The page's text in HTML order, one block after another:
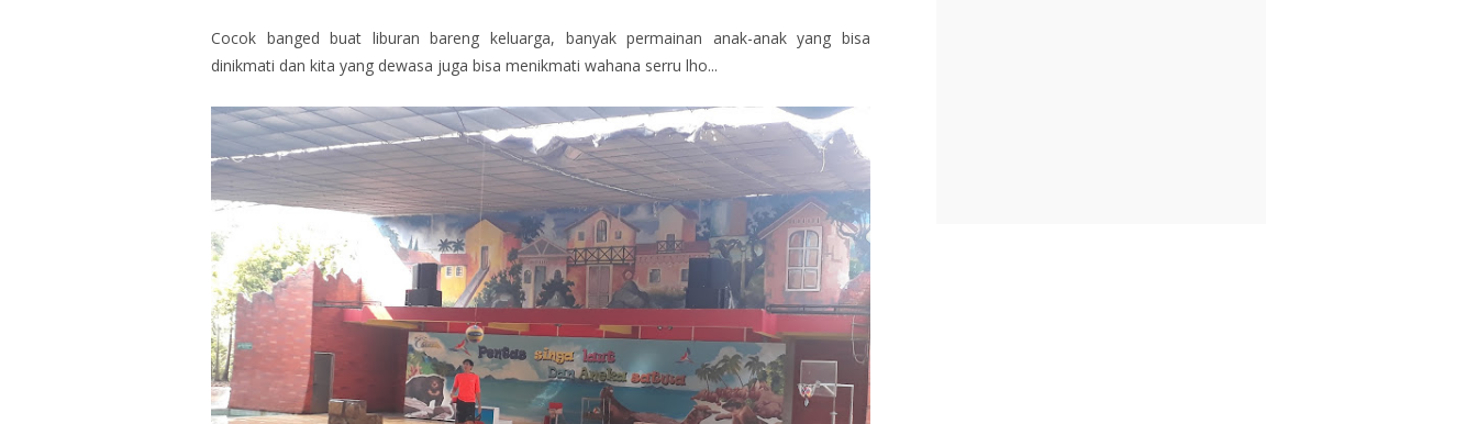
Cocok banged buat liburan bareng keluarga, banyak permainan anak-anak yang bisa
dinikmati dan kita yang dewasa juga bisa menikmati wahana serru lho...